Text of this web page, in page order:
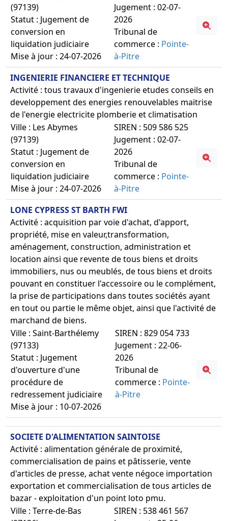
(97139)
Statut : Jugement de
conversion en
liquidation judiciaire
Mise à jour : 24-07-2026
Jugement : 02-07-
2026
Tribunal de
commerce : Pointe-
à-Pitre
INGENIERIE FINANCIERE ET TECHNIQUE
Activité : tous travaux d'ingenierie etudes conseils en
developpement des energies renouvelables maitrise
de l'energie electricite plomberie et climatisation
Ville : Les Abymes
(97139)
Statut : Jugement de
conversion en
liquidation judiciaire
Mise à jour : 24-07-2026
SIREN : 509 586 525
Jugement : 02-07-
2026
Tribunal de
commerce : Pointe-
à-Pitre
LONE CYPRESS ST BARTH FWI
Activité : acquisition par voie d'achat, d'apport,
propriété, mise en valeur,transformation,
aménagement, construction, administration et
location ainsi que revente de tous biens et droits
immobiliers, nus ou meublés, de tous biens et droits
pouvant en constituer l'accessoire ou le complément,
la prise de participations dans toutes sociétés ayant
en tout ou partie le même objet, ainsi que l'activité de
marchand de biens.
Ville : Saint-Barthélemy
(97133)
Statut : Jugement
d'ouverture d'une
procédure de
redressement judiciaire
Mise à jour : 10-07-2026
SIREN : 829 054 733
Jugement : 22-06-
2026
Tribunal de
commerce : Pointe-
à-Pitre
SOCIETE D'ALIMENTATION SAINTOISE
Activité : alimentation générale de proximité,
commercialisation de pains et pâtisserie, vente
d'articles de presse, achat vente négoce importation
exportation et commercialisation de tous articles de
bazar - exploitation d'un point loto pmu.
Ville : Terre-de-Bas
SIREN : 538 461 567